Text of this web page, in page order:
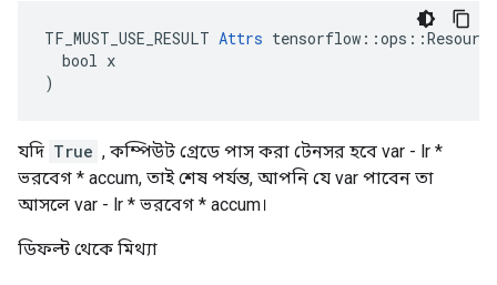
TF_MUST_USE_RESULT Attrs
  bool x
)
যদি True , কম্পিউট গ্রেডে পাস করা টেনসর হবে var - lr *
ভরবেগ * accum, তাই শেষ পর্যন্ত, আপনি যে var পাবেন তা
আসলে var - lr * ভরবেগ * accum।
ডিফল্ট থেকে মিথ্যা